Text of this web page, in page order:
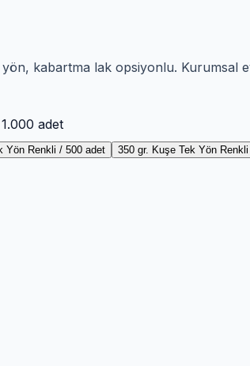
kabartma lak opsiyonlu. Kurumsal
adet
Yön Renkli / 500 adet 350 gr. Kuşe Tek Yön